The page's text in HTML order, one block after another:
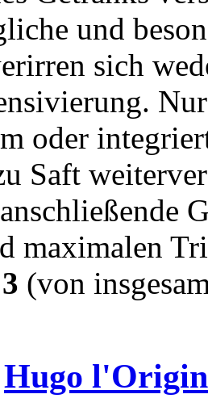
und
sich
oder
Saft
maximalen
3 (von
Hugo